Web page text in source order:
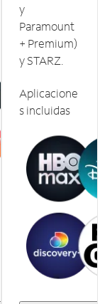
y
Paramount
+ Premium)
y STARZ.
Aplicacione
s incluidas